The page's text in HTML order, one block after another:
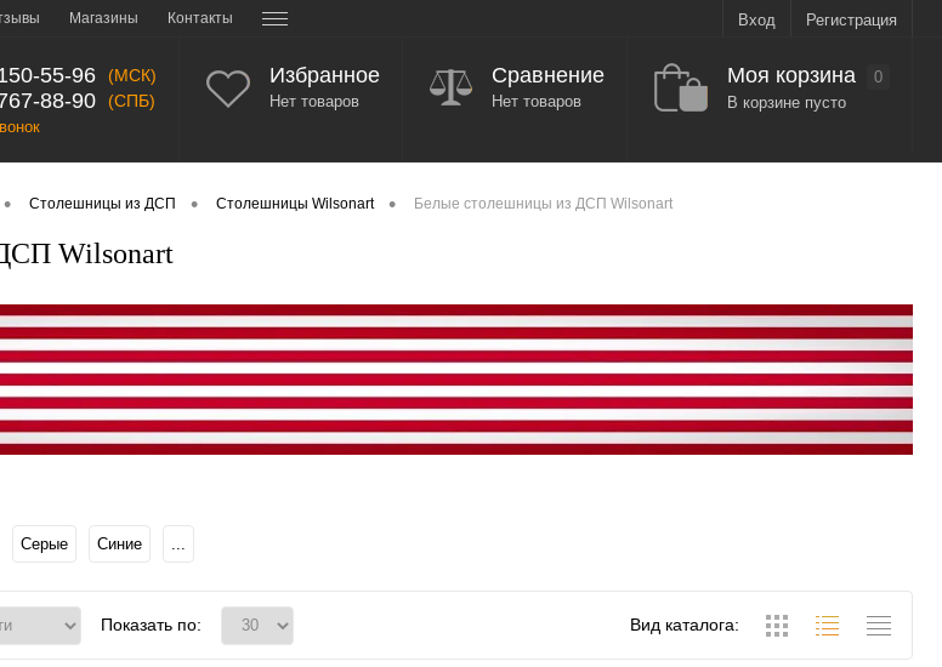
Магазины Контакты Вход Регистрация
55-96 (МСК)
88-90 (СПБ)
Избранное
Нет товаров
Сравнение
Нет товаров
Моя корзина
0
В корзине пусто
• Столешницы из ДСП • Столешницы Wilsonart • Белые столешницы из ДСП Wilsonart
Wilsonart
Серые Синие ...
Показать по: Вид каталога: